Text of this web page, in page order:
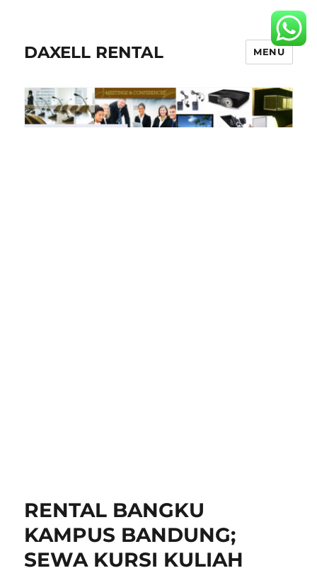
DAXELL RENTAL MENU
RENTAL BANGKU
KAMPUS BANDUNG;
SEWA KURSI KULIAH